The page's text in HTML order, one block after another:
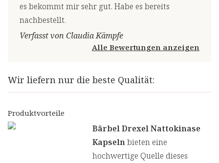
es bekommt mir sehr gut. Habe es bereits
nachbestellt.
Verfasst von Claudia Kämpfe
Alle Bewertungen anzeigen
Wir liefern nur die beste Qualität:
Produktvorteile
Bärbel Drexel Nattokinase
Kapselnbieten eine
hochwertige Quelle dieses